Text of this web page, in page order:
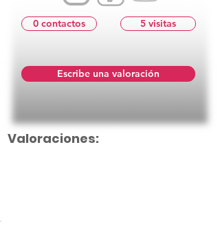
0 contactos 5 visitas
Escribe una valoración
Valoraciones: